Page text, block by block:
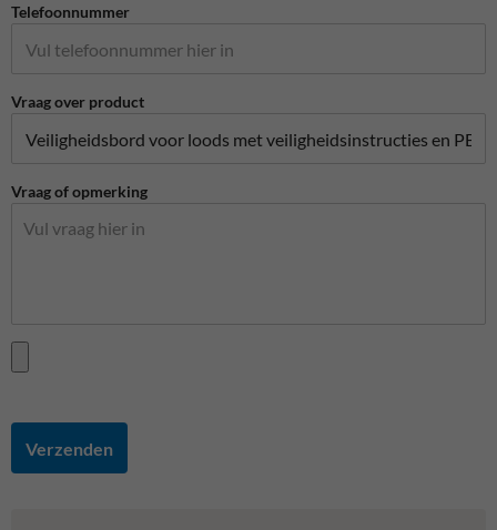
Telefoonnummer
Vraag over product
Vraag of opmerking
Verzenden